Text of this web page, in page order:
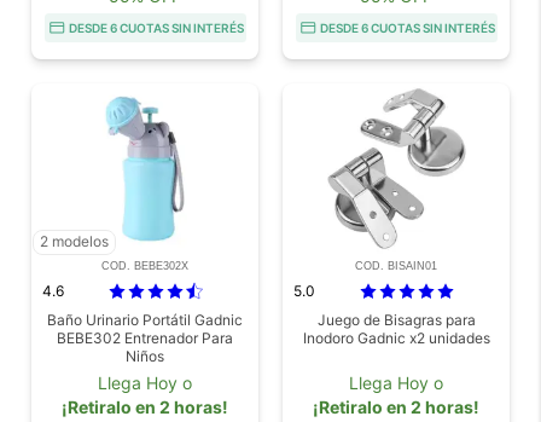
DESDE 6 CUOTAS SIN INTERÉS DESDE 6 CUOTAS SIN INTERÉS
2 modelos
COD. BEBE302X
4.6
Baño Urinario Portátil Gadnic
BEBE302 Entrenador Para
Niños
Llega Hoy o
¡Retiralo en 2 horas!
COD. BISAIN01
5.0
Juego de Bisagras para
Inodoro Gadnic x2 unidades
Llega Hoy o
¡Retiralo en 2 horas!